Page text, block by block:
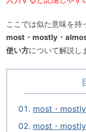
ここでは似た意味を持
most・mostly・
使い方について解説し
most・
most・